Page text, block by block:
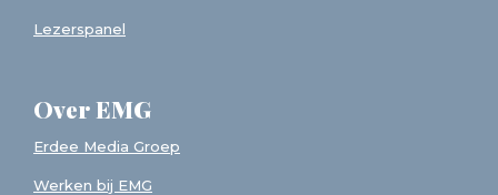
Lezerspanel
Over EMG
Erdee Media Groep
Werken bij EMG